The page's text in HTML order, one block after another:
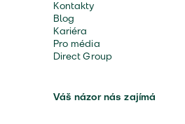
Kontakty
Blog
Kariéra
Pro média
Direct Group
Váš názor nás zajímá